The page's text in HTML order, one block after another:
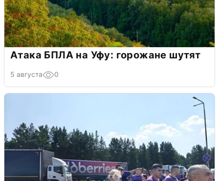
Атака БПЛА на Уфу: горожане шутят
5 августа 0